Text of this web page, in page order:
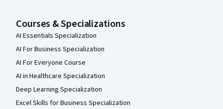
Courses & Specializations
AI Essentials Specialization
AI For Business Specialization
AI For Everyone Course
AI in Healthcare Specialization
Deep Learning Specialization
Excel Skills for Business Specialization